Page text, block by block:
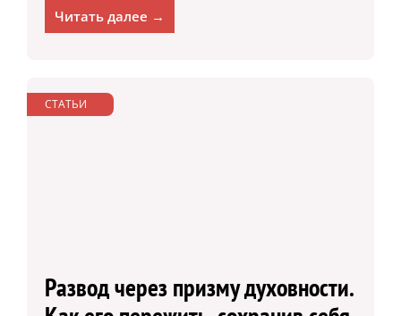
Читать далее →
СТАТЬИ
Развод через призму духовности.